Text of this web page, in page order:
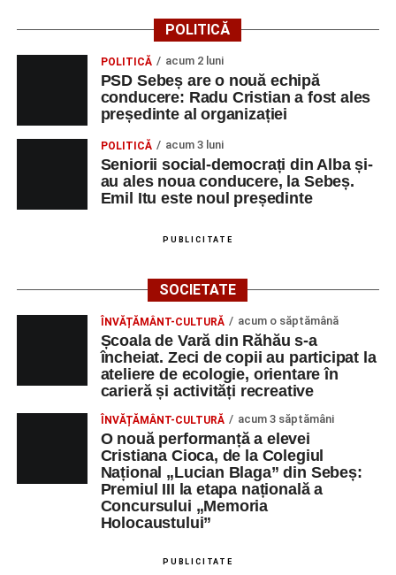
Vlad Dordea.
Piața Primăriei
Orele 17.00–20.00– Punct oficial de înscrieri și informații
SÂMBĂTĂ, 22 AUGUST 2026
Platoul Centrului Cultural „Lucian
Blaga” Sebeș
(Race Office) pentru competiția„Cicloaventurier de
Râpa Roșie
Orele 17.00–20.00
– Antrenamente libere pe traseul de
Centrul Cultural „Lucian Blaga”
Sebeș – Sala de spectacole
– Proiecție cinematografică:
POLITICĂ
POLITICĂ acum 2 luni
PSD Sebeș are o nouă echipă
conducere: Radu Cristian a fost ales
președinte al organizației
POLITICĂ acum 3 luni
Seniorii social-democrați din Alba și-
au ales noua conducere, la Sebeș.
Emil Itu este noul președinte
PUBLICITATE
SOCIETATE
ÎNVĂȚĂMÂNT-CULTURĂ acum o săptămână
Școala de Vară din Răhău s-a
încheiat. Zeci de copii au participat la
ateliere de ecologie, orientare în
carieră și activități recreative
ÎNVĂȚĂMÂNT-CULTURĂ acum 3 săptămâni
O nouă performanță a elevei
Cristiana Cioca, de la Colegiul
Național „Lucian Blaga” din Sebeș:
Premiul III la etapa națională a
Concursului „Memoria
Holocaustului”
PUBLICITATE